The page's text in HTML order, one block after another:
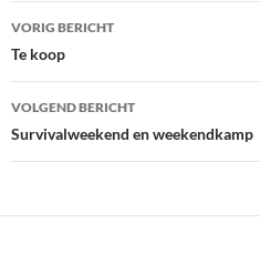
Bericht
navigatie
VORIG BERICHT
Te koop
VOLGEND BERICHT
Survivalweekend en weekendkamp